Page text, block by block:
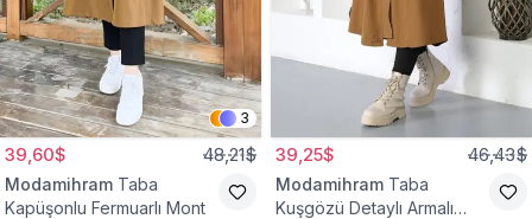
3
39,60$ 48,21$
Modamihram Taba
Kapüşonlu Fermuarlı Mont
39,25$ 46,43$
Modamihram Taba
Kuşgözü Detaylı Armalı